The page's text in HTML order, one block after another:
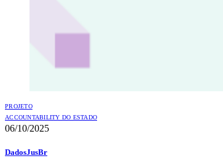
PROJETO
ACCOUNTABILITY DO ESTADO
06/10/2025
DadosJusBr